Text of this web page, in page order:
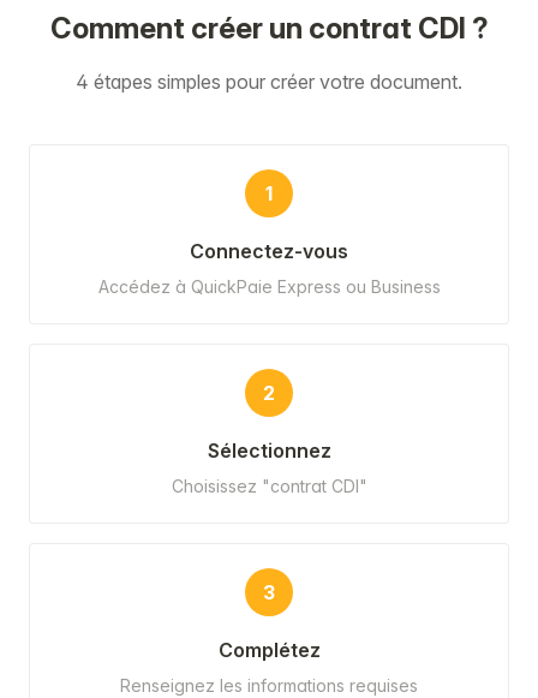
Comment créer un contrat CDI ?
4 étapes simples pour créer votre document.
1
Connectez-vous
Accédez à QuickPaie Express ou Business
2
Sélectionnez
Choisissez "contrat CDI"
3
Complétez
Renseignez les informations requises